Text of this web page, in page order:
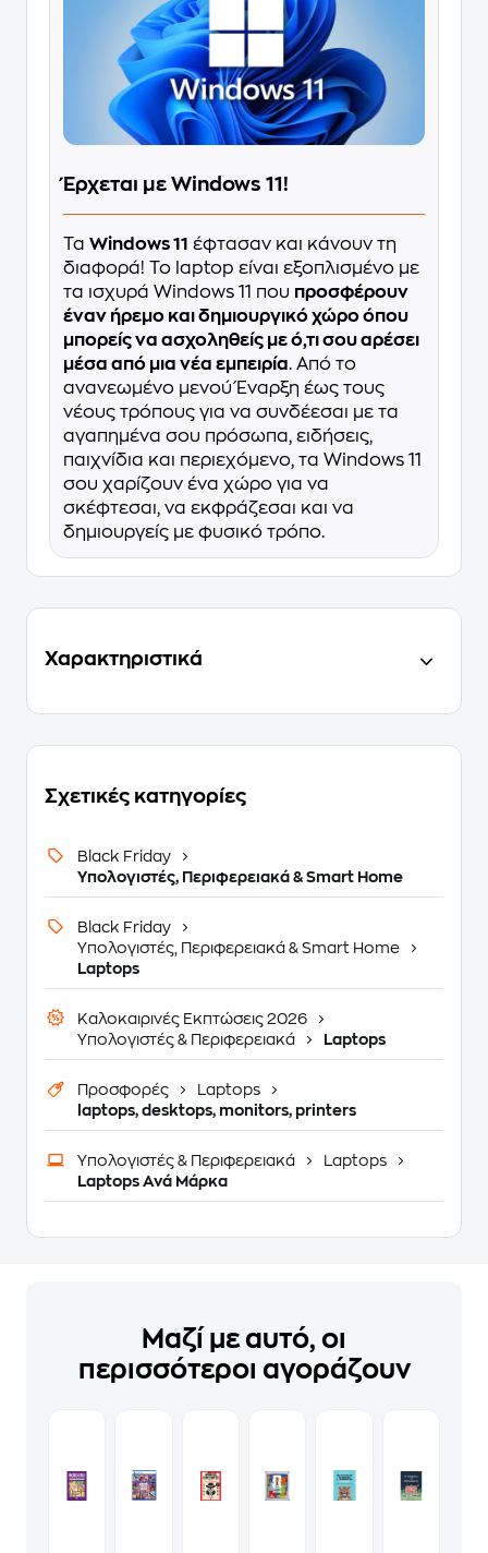
Έρχεται με Windows 11!
Τα Windows 11 έφτασαν και κάνουν τη
διαφορά! Το laptop είναι εξοπλισμένο με
τα ισχυρά Windows 11 που προσφέρουν
έναν ήρεμο και δημιουργικό χώρο όπου
μπορείς να ασχοληθείς με ό,τι σου αρέσει
μέσα από μια νέα εμπειρία. Από το
ανανεωμένο μενού Έναρξη έως τους
νέους τρόπους για να συνδέεσαι με τα
αγαπημένα σου πρόσωπα, ειδήσεις,
παιχνίδια και περιεχόμενο, τα Windows 11
σου χαρίζουν ένα χώρο για να
σκέφτεσαι, να εκφράζεσαι και να
δημιουργείς με φυσικό τρόπο.
Χαρακτηριστικά
Σχετικές κατηγορίες
Black Friday
Υπολογιστές, Περιφερειακά & Smart Home
Black Friday
Υπολογιστές, Περιφερειακά & Smart Home
Laptops
Καλοκαιρινές Εκπτώσεις 2026
Υπολογιστές & Περιφερειακά
Laptops
Προσφορές
Laptops
laptops, desktops, monitors, printers
Υπολογιστές & Περιφερειακά
Laptops
Laptops Ανά Μάρκα
Μαζί με αυτό, οι
περισσότεροι αγοράζουν